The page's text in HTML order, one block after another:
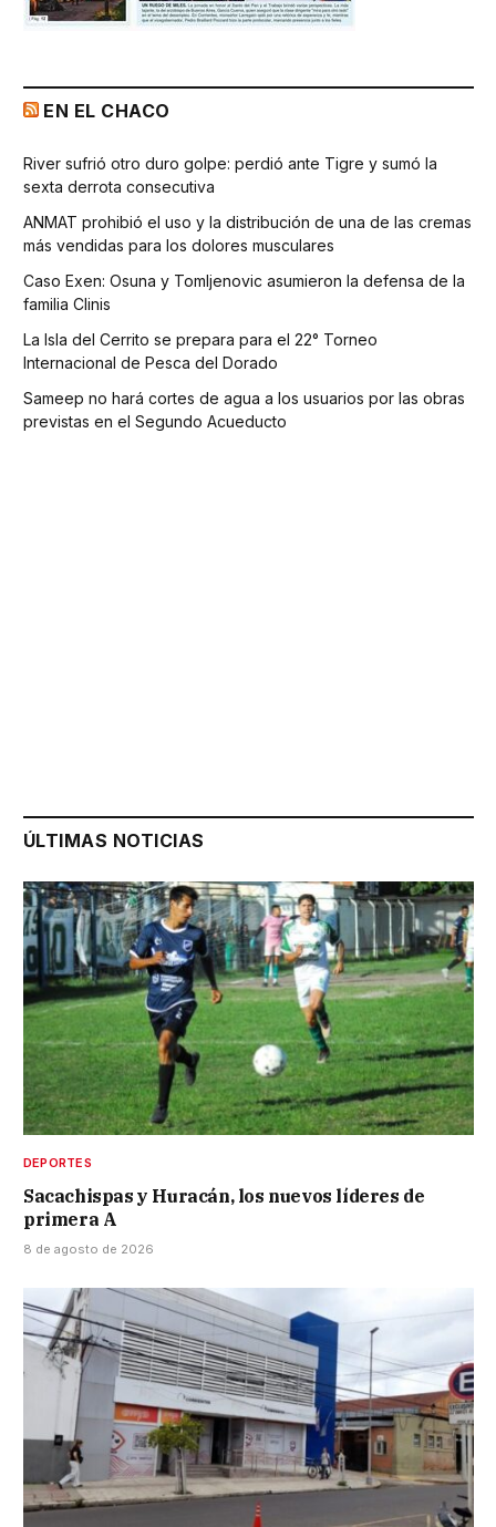
EN EL CHACO
River sufrió otro duro golpe: perdió ante Tigre y sumó la
sexta derrota consecutiva
ANMAT prohibió el uso y la distribución de una de las cremas
más vendidas para los dolores musculares
Caso Exen: Osuna y Tomljenovic asumieron la defensa de la
familia Clinis
La Isla del Cerrito se prepara para el 22° Torneo
Internacional de Pesca del Dorado
Sameep no hará cortes de agua a los usuarios por las obras
previstas en el Segundo Acueducto
ÚLTIMAS NOTICIAS
DEPORTES
Sacachispas y Huracán, los nuevos líderes de
primera A
8 de agosto de 2026